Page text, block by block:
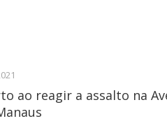
ao reagir a assalto na